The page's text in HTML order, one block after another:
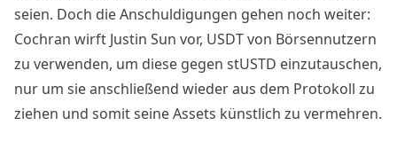
seien. Doch die Anschuldigungen gehen noch weiter:
Cochran wirft Justin Sun vor, USDT von Börsennutzern
zu verwenden, um diese gegen stUSTD einzutauschen,
nur um sie anschließend wieder aus dem Protokoll zu
ziehen und somit seine Assets künstlich zu vermehren.